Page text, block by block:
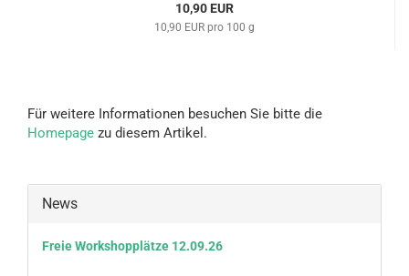
10,90 EUR
10,90 EUR pro 100 g
Für weitere Informationen besuchen Sie bitte die
Homepage zu diesem Artikel.
News
Freie Workshopplätze 12.09.26